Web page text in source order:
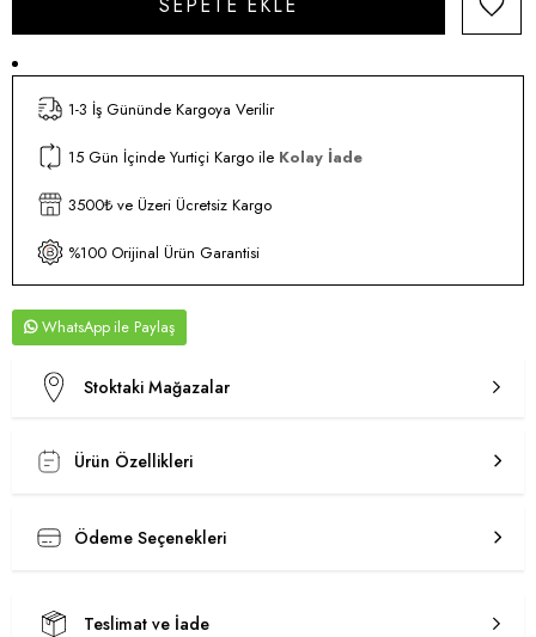
1-3 İş Gününde Kargoya Verilir
15 Gün İçinde Yurtiçi Kargo ile Kolay İade
3500₺ ve Üzeri Ücretsiz Kargo
%100 Orijinal Ürün Garantisi
WhatsApp
Stoktaki Mağazalar
Ürün Özellikleri
Ödeme Seçenekleri
Teslimat ve İade